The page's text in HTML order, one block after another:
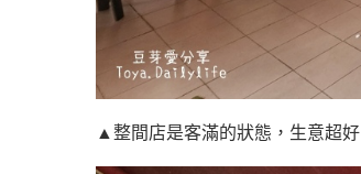
▲整間店是客滿的狀態，生意超好